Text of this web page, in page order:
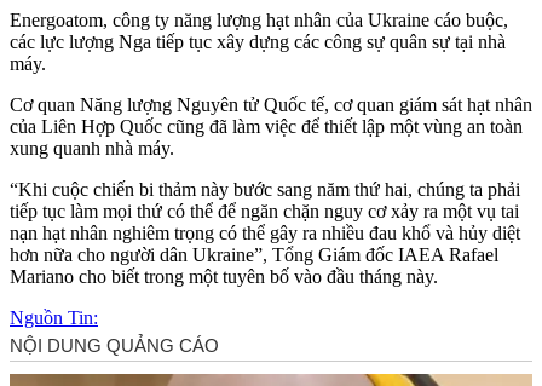
Energoatom, công ty năng lượng hạt nhân của Ukraine cáo buộc,
các lực lượng Nga tiếp tục xây dựng các công sự quân sự tại nhà
máy.
Cơ quan Năng lượng Nguyên tử Quốc tế, cơ quan giám sát hạt nhân
của Liên Hợp Quốc cũng đã làm việc để thiết lập một vùng an toàn
xung quanh nhà máy.
“Khi cuộc chiến bi thảm này bước sang năm thứ hai, chúng ta phải
tiếp tục làm mọi thứ có thể để ngăn chặn nguy cơ xảy ra một vụ tai
nạn hạt nhân nghiêm trọng có thể gây ra nhiều đau khổ và hủy diệt
hơn nữa cho người dân Ukraine”, Tổng Giám đốc IAEA Rafael
Mariano cho biết trong một tuyên bố vào đầu tháng này.
Nguồn Tin: